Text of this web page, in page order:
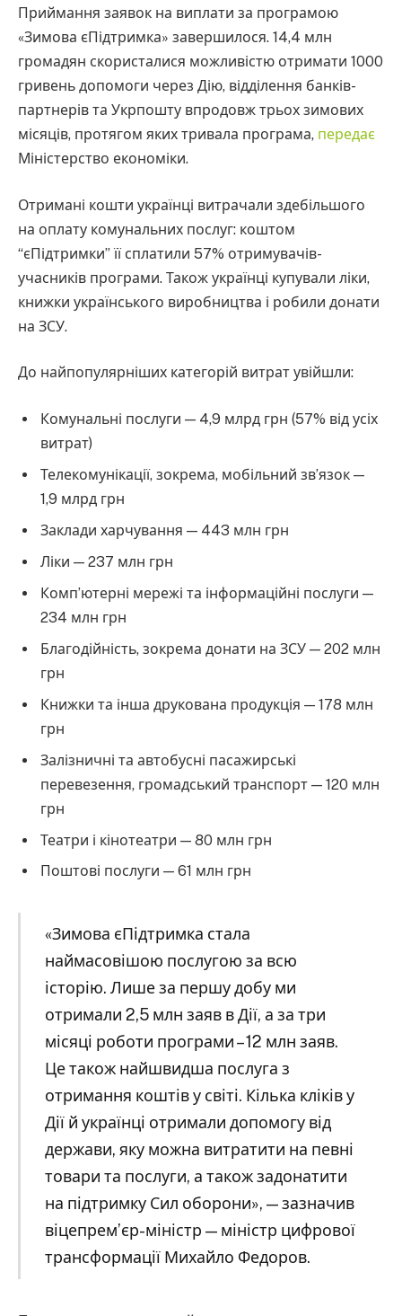
Приймання заявок на виплати за програмою
«Зимова єПідтримка» завершилося. 14,4 млн
громадян скористалися можливістю отримати 1000
гривень допомоги через Дію, відділення банків-
партнерів та Укрпошту впродовж трьох зимових
місяців, протягом яких тривала програма, передає
Міністерство економіки.
Отримані кошти українці витрачали здебільшого
на оплату комунальних послуг: коштом
“єПідтримки” її сплатили 57% отримувачів-
учасників програми. Також українці купували ліки,
книжки українського виробництва і робили донати
на ЗСУ.
До найпопулярніших категорій витрат увійшли:
Комунальні послуги — 4,9 млрд грн (57% від усіх
витрат)
Телекомунікації, зокрема, мобільний зв’язок —
1,9 млрд грн
Заклади харчування — 443 млн грн
Ліки — 237 млн грн
Комп’ютерні мережі та інформаційні послуги —
234 млн грн
Благодійність, зокрема донати на ЗСУ — 202 млн
грн
Книжки та інша друкована продукція — 178 млн
грн
Залізничні та автобусні пасажирські
перевезення, громадський транспорт — 120 млн
грн
Театри і кінотеатри — 80 млн грн
Поштові послуги — 61 млн грн
«Зимова єПідтримка стала
наймасовішою послугою за всю
історію. Лише за першу добу ми
отримали 2,5 млн заяв в Дії, а за три
місяці роботи програми – 12 млн заяв.
Це також найшвидша послуга з
отримання коштів у світі. Кілька кліків у
Дії й українці отримали допомогу від
держави, яку можна витратити на певні
товари та послуги, а також задонатити
на підтримку Сил оборони», — зазначив
віцепрем’єр-міністр — міністр цифрової
трансформації Михайло Федоров.